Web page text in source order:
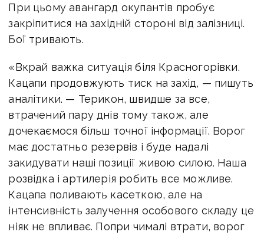
При цьому авангард окупантів пробує
закріпитися на західній стороні від залізниці.
Бої тривають.
«Вкрай важка ситуація біля Красногорівки.
Кацапи продовжують тиск на захід, — пишуть
аналітики. — Терикон, швидше за все,
втрачений пару днів тому також, але
дочекаємося більш точної інформації. Ворог
має достатньо резервів і буде надалі
закидувати наші позиції живою силою. Наша
розвідка і артилерія робить все можливе.
Кацапа поливають касеткою, але на
інтенсивність залучення особового складу це
ніяк не впливає. Попри чималі втрати, ворог